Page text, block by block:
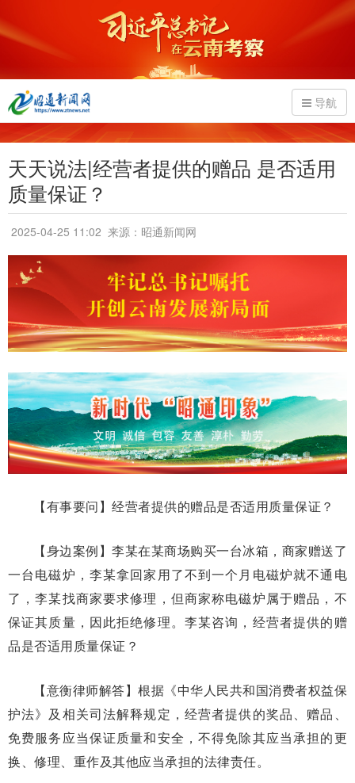
导航
天天说法|经营者提供的赠品 是否适用
质量保证？
2025-04-25 11:02 来源：昭通新闻网
【有事要问】经营者提供的赠品是否适用质量保证？
【身边案例】李某在某商场购买一台冰箱，商家赠送了
一台电磁炉，李某拿回家用了不到一个月电磁炉就不通电
了，李某找商家要求修理，但商家称电磁炉属于赠品，不
保证其质量，因此拒绝修理。李某咨询，经营者提供的赠
品是否适用质量保证？
【意衡律师解答】根据《中华人民共和国消费者权益保
护法》及相关司法解释规定，经营者提供的奖品、赠品、
免费服务应当保证质量和安全，不得免除其应当承担的更
换、修理、重作及其他应当承担的法律责任。